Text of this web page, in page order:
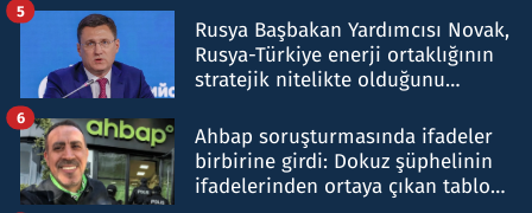
Rusya Başbakan Yardımcısı Novak,
Rusya-Türkiye enerji ortaklığının
stratejik nitelikte olduğunu
5
Ahbap soruşturmasında ifadeler
birbirine girdi: Dokuz şüphelinin
ifadelerinden ortaya çıkan tablo
6